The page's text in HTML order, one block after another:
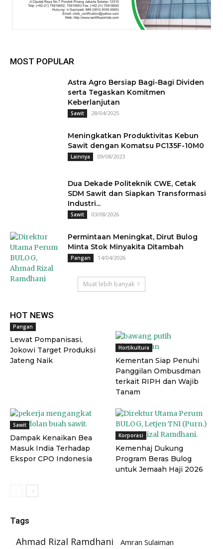
MOST POPULAR
Astra Agro Bersiap Bagi-Bagi Dividen
serta Tegaskan Komitmen
Keberlanjutan
Sawit 28/04/2025
Meningkatkan Produktivitas Kebun
Sawit dengan Komatsu PC135F-10M0
Lainnya 09/08/2023
Dua Dekade Politeknik CWE, Cetak
SDM Sawit dan Siapkan Transformasi
Industri...
Sawit 03/08/2026
Permintaan Meningkat, Dirut Bulog
Minta Stok Minyakita Ditambah
Pangan 14/04/2026
Muat lebih banyak
HOT NEWS
Pangan
Lewat Pompanisasi,
Jokowi Target Produksi
Jateng Naik
Hortikultura
Kementan Siap Penuhi
Panggilan Ombusdman
terkait RIPH dan Wajib
Tanam
Sawit
Dampak Kenaikan Bea
Masuk India Terhadap
Ekspor CPO Indonesia
Korporasi
Kemenhaj Dukung
Program Beras Bulog
untuk Jemaah Haji 2026
Tags
Ahmad Rizal Ramdhani Amran Sulaiman